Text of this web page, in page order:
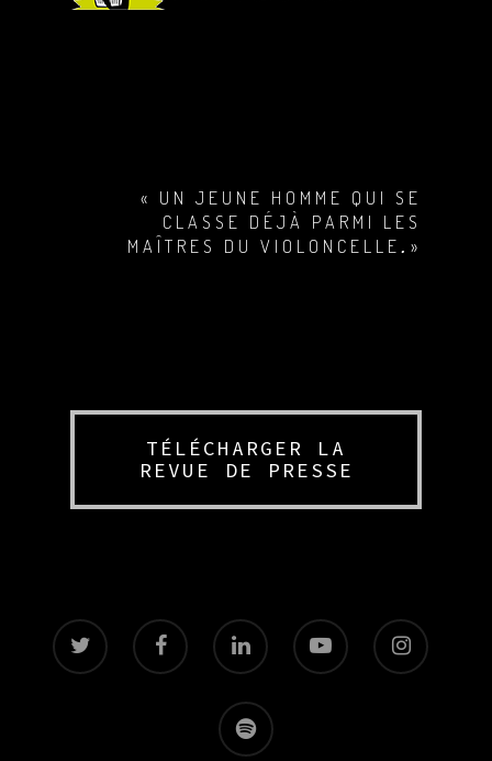
« UN JEUNE HOMME QUI SE
CLASSE DÉJÀ PARMI LES
MAÎTRES DU VIOLONCELLE. »
TÉLÉCHARGER LA
REVUE DE PRESSE